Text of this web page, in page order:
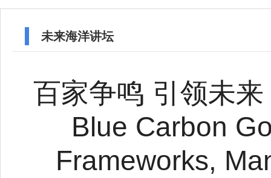
未来海洋讲坛
百家争鸣 引领未
Blue Carbon
Frameworks,